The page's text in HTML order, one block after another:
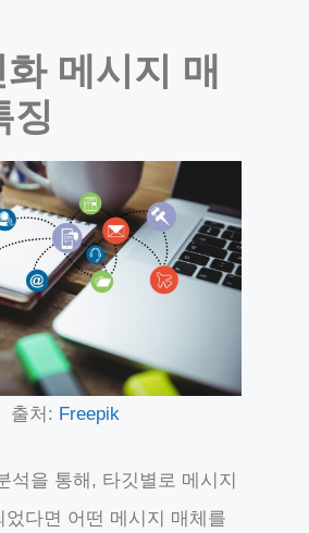
메시지 매
징
출처: Freepik
석을 통해, 타깃별로 메시지
었다면 어떤 메시지 매체를